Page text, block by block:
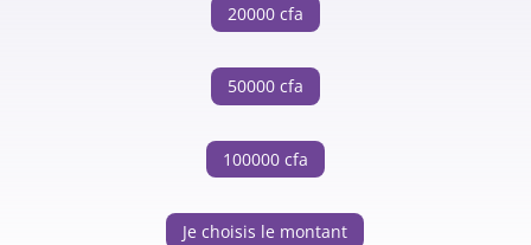
20000 cfa
50000 cfa
100000 cfa
Je choisis le montant